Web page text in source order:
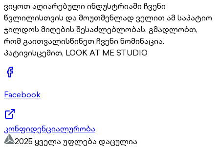
ვიყოთ აღიარებული ინდუსტრიაში ჩვენი
წვლილისთვის და მოუთმენლად ველით ამ საპატიო
ჯილდოს მიღების შესაძლებლობას. გმადლობთ,
რომ გაითვალისწინეთ ჩვენი ნომინაცია.
პატივისცემით, LOOK AT ME STUDIO
Facebook
კონფიდენციალურობა
2025 ყველა უფლება დაცულია